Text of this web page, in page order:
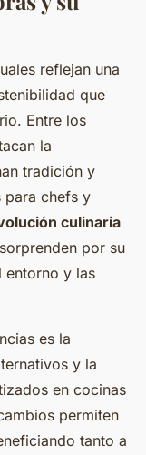
reflejan una
que
Entre los
la
tradición y
para chefs y
culinaria
por su
entorno y las
es la
y la
en cocinas
permiten
tanto a